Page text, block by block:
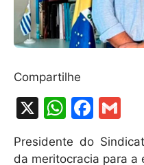
Compartilhe
X
W
at
F
a
c
m
ai
Presidente do
da meritocracia para a